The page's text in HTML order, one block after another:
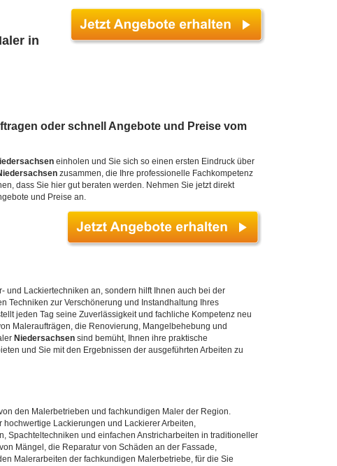
in
oder schnell Angebote und Preise vom
einholen und Sie sich so einen ersten Eindruck über
zusammen, die Ihre professionelle Fachkompetenz
dass Sie hier gut beraten werden. Nehmen Sie jetzt direkt
und Preise an.
und Lackiertechniken an, sondern hilft Ihnen auch bei der
Techniken zur Verschönerung und Instandhaltung Ihres
jeden Tag seine Zuverlässigkeit und fachliche Kompetenz neu
Maleraufträgen, die Renovierung, Mangelbehebung und
Niedersachsen sind bemüht, Ihnen ihre praktische
und Sie mit den Ergebnissen der ausgeführten Arbeiten zu
den Malerbetrieben und fachkundigen Maler der Region.
hochwertige Lackierungen und Lackierer Arbeiten,
Spachteltechniken und einfachen Anstricharbeiten in traditioneller
Mängel, die Reparatur von Schäden an der Fassade,
Malerarbeiten der fachkundigen Malerbetriebe, für die Sie